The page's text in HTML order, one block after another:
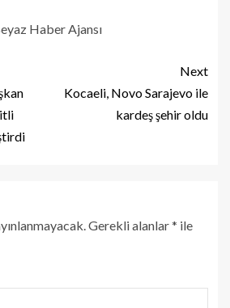
Haber Ajansı
Next
Kocaeli, Novo Sarajevo ile
kardeş şehir oldu
Gerekli alanlar* ile